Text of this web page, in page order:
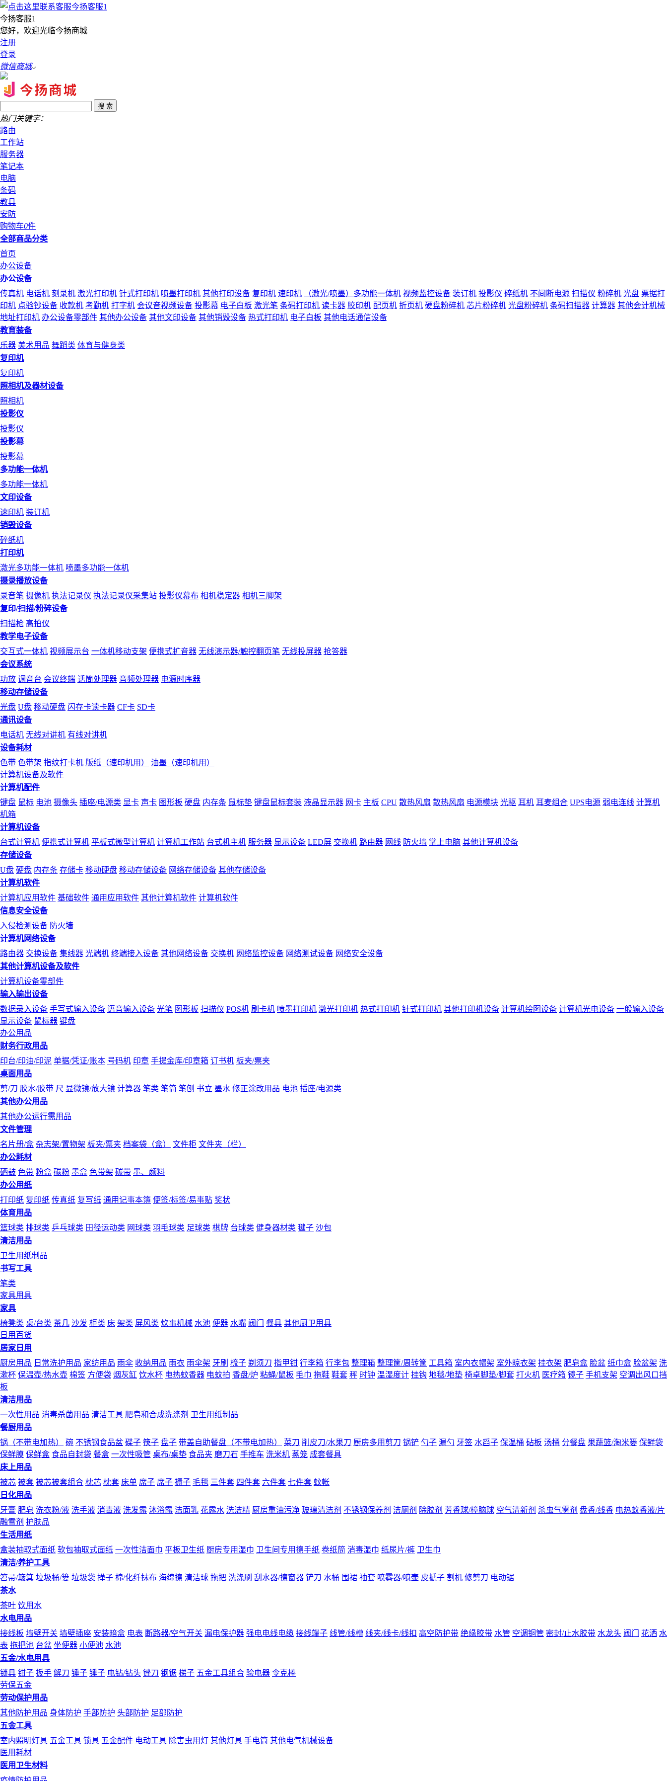
今扬客服1
您好，欢迎光临今扬商城
注册
登录
微信商城
热门关键字：
路由
工作站
服务器
笔记本
电脑
条码
教具
安防
购物车0件
全部商品分类
首页
办公设备
办公设备
传真机 电话机 刻录机 激光打印机 针式打印机 喷墨打印机 其他打印设备 复印机 速印机 （激光/喷墨）多功能一体机 视频监控设备 装订机 投影仪 碎纸机 不间断电源 扫描仪 粉碎机 光盘 票据打
印机 点验钞设备 收款机 考勤机 打字机 会议音视频设备 投影幕 电子白板 激光笔 条码打印机 读卡器 胶印机 配页机 折页机 硬盘粉碎机 芯片粉碎机 光盘粉碎机 条码扫描器 计算器 其他会计机械
地址打印机 办公设备零部件 其他办公设备 其他文印设备 其他销毁设备 热式打印机 电子白板 其他电话通信设备
教育装备
乐器 美术用品 舞蹈类 体育与健身类
复印机
复印机
照相机及器材设备
照相机
投影仪
投影仪
投影幕
投影幕
多功能一体机
多功能一体机
文印设备
速印机 装订机
销毁设备
碎纸机
打印机
激光多功能一体机 喷墨多功能一体机
摄录播放设备
录音笔 摄像机 执法记录仪 执法记录仪采集站 投影仪幕布 相机稳定器 相机三脚架
复印/扫描/粉碎设备
扫描枪 高拍仪
教学电子设备
交互式一体机 视频展示台 一体机移动支架 便携式扩音器 无线演示器/触控翻页笔 无线投屏器 抢答器
会议系统
功放 调音台 会议终端 话筒处理器 音频处理器 电源时序器
移动存储设备
光盘 U盘 移动硬盘 闪存卡读卡器 CF卡 SD卡
通讯设备
电话机 无线对讲机 有线对讲机
设备耗材
色带 色带架 指纹打卡机 版纸（速印机用）
油墨（速印机用）
计算机设备及软件
计算机配件
键盘 鼠标 电池 摄像头 插座/电源类 显卡 声卡 图形板 硬盘 内存条 鼠标垫 键盘鼠标套装 液晶显示器 网卡 主板 CPU 散热风扇 散热风扇 电源模块 光驱 耳机 耳麦组合 UPS电源 弱电连线 计算机
机箱
计算机设备
台式计算机 便携式计算机 平板式微型计算机 计算机工作站 台式机主机 服务器 显示设备 LED屏 交换机 路由器 网线 防火墙 掌上电脑 其他计算机设备
存储设备
U盘 硬盘 内存条 存储卡 移动硬盘 移动存储设备 网络存储设备 其他存储设备
计算机软件
计算机应用软件 基础软件 通用应用软件 其他计算机软件 计算机软件
信息安全设备
入侵检测设备 防火墙
计算机网络设备
路由器 交换设备 集线器 光端机 终端接入设备 其他网络设备 交换机 网络监控设备 网络测试设备 网络安全设备
其他计算机设备及软件
计算机设备零部件
输入输出设备
数据录入设备 手写式输入设备 语音输入设备 光笔 图形板 扫描仪 POS机 刷卡机 喷墨打印机 激光打印机 热式打印机 针式打印机 其他打印机设备 计算机绘图设备 计算机光电设备 一般输入设备
显示设备 鼠标器 键盘
办公用品
财务行政用品
印台/印油/印泥 单据/凭证/账本 号码机 印章 手提金库/印章箱 订书机 板夹/票夹
桌面用品
剪/刀 胶水/胶带 尺 显微镜/放大镜 计算器 笔类 笔筒 笔刨 书立 墨水 修正涂改用品 电池 插座/电源类
其他办公用品
其他办公运行需用品
文件管理
名片册/盒 杂志架/置物架 板夹/票夹 档案袋（盒） 文件柜 文件夹（栏）
办公耗材
硒鼓 色带 粉盒 碳粉 墨盒 色带架 碳带 墨、颜料
办公用纸
打印纸 复印纸 传真纸 复写纸 通用记事本簿 便签/标签/易事贴 奖状
体育用品
篮球类 排球类 乒乓球类 田径运动类 网球类 羽毛球类 足球类 棋牌 台球类 健身器材类 毽子 沙包
清洁用品
卫生用纸制品
书写工具
笔类
家具用具
家具
椅凳类 桌/台类 茶几 沙发 柜类 床 架类 屏风类 炊事机械 水池 便器 水嘴 阀门 餐具 其他厨卫用具
日用百货
居家日用
厨房用品 日常洗护用品 家纺用品 雨伞 收纳用品 雨衣 雨伞架 牙刷 梳子 剃须刀 指甲钳 行李箱 行李包 整理箱 整理筐/周转筐 工具箱 室内衣帽架 室外晾衣架 挂衣架 肥皂盒 脸盆 纸巾盒 脸盆架 洗
漱杯 保温壶/热水壶 棉签 方便袋 烟灰缸 饮水杯 电热蚊香器 电蚊拍 香盘/炉 粘蝇/鼠板 毛巾 拖鞋 鞋套 秤 时钟 温湿度计 挂钩 地毯/地垫 椅卓脚垫/脚套 打火机 医疗箱 镜子 手机支架 空调出风口挡
板
清洁用品
一次性用品 消毒杀菌用品 清洁工具 肥皂和合成洗涤剂 卫生用纸制品
餐厨用品
锅（不带电加热）
碗 不锈钢食品盆 碟子 筷子 盘子 带盖自助餐盘（不带电加热） 菜刀 削皮刀/水果刀 厨房多用剪刀 锅铲 勺子 漏勺 牙签 水舀子 保温桶 砧板 汤桶 分餐盘 果蔬篮/淘米篓 保鲜袋
保鲜膜 保鲜盒 食品自封袋 餐盒 一次性吸管 桌布/桌垫 食品夹 磨刀石 手推车 洗米机 蒸笼 成套餐具
床上用品
被芯 被套 被芯被套组合 枕芯 枕套 床单 席子 席子 褥子 毛毯 三件套 四件套 六件套 七件套 蚊帐
日化用品
牙膏 肥皂 洗衣粉/液 洗手液 消毒液 洗发露 沐浴露 洁面乳 花露水 洗洁精 厨房重油污净 玻璃清洁剂 不锈钢保养剂 洁厕剂 除胶剂 芳香球/樟脑球 空气清新剂 杀虫气雾剂 盘香/线香 电热蚊香液/片
融雪剂 护肤品
生活用纸
盒装抽取式面纸 软包抽取式面纸 一次性洁面巾 平板卫生纸 厨房专用湿巾 卫生间专用擦手纸 卷纸筒 消毒湿巾 纸尿片/裤 卫生巾
清洁/养护工具
笤帚/簸箕 垃圾桶/篓 垃圾袋 掸子 棉/化纤抹布 海绵擦 清洁球 拖把 洗涤刷 刮水器/擦窗器 铲刀 水桶 围裙 袖套 喷雾器/喷壶 皮搋子 割机 修剪刀 电动锯
茶水
茶叶 饮用水
水电用品
接线板 墙壁开关 墙壁插座 安装暗盒 电表 断路器/空气开关 漏电保护器 强电电线电缆 接线端子 线管/线槽 线夹/线卡/线扣 高空防护带 绝缘胶带 水管 空调铜管 密封/止水胶带 水龙头 阀门 花洒 水
表 拖把池 台盆 坐便器 小便池 水池
五金/水电用具
锁具 钳子 扳手 解刀 锤子 锤子 电钻/钻头 锉刀 钢锯 梯子 五金工具组合 验电器 令克棒
劳保五金
劳动保护用品
其他防护用品 身体防护 手部防护 头部防护 足部防护
五金工具
室内照明灯具 五金工具 锁具 五金配件 电动工具 除害虫用灯 其他灯具 手电筒 其他电气机械设备
医用耗材
医用卫生材料